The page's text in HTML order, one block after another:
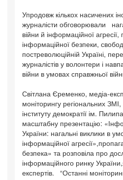
Упродовж кількох насичених
журналісти обговорювали
війни й інформаційної
інформаційної безпеки,
постреволюційній Україні,
журналістів у волонтери і
війни в умовах справжньої
Світлана Єременко, медіа-
моніторингу регіональних
інституту демократії ім.
масштабну презентацію:
України: нагальні виклики в
інформаційної
безпека» та розповіла про
інформаційного ринку
експертів. “Останні